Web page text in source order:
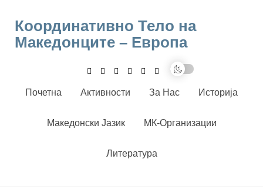
contentКоординативно Тело на
Македонците – Европа
Почетна Активности За Нас Историја
Македонски Јазик МК-Организации
Литература